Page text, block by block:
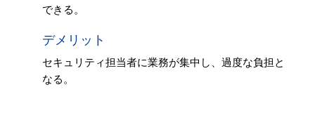
できる。
デメリット
セキュリティ担当者に業務が集中し、過度な負担と
なる。